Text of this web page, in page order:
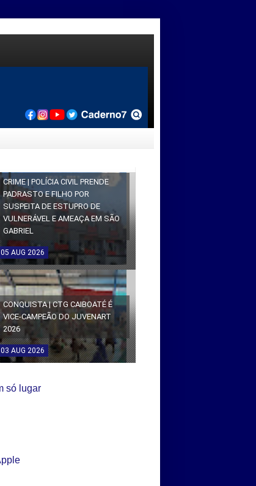
CRIME | POLÍCIA CIVIL PRENDE
PADRASTO E FILHO POR
SUSPEITA DE ESTUPRO DE
VULNERÁVEL E AMEAÇA EM SÃO
GABRIEL
05 AUG 2026
CONQUISTA | CTG CAIBOATÉ É
VICE-CAMPEÃO DO JUVENART
2026
03 AUG 2026